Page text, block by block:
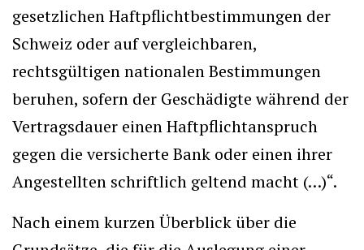
gesetzlichen Haftpflichtbestimmungen der
Schweiz oder auf vergleichbaren,
rechtsgültigen nationalen Bestimmungen
beruhen, sofern der Geschädigte während der
Vertragsdauer einen Haftpflichtanspruch
gegen die versicherte Bank oder einen ihrer
Angestellten schriftlich geltend macht (…)“.
Nach einem kurzen Überblick über die